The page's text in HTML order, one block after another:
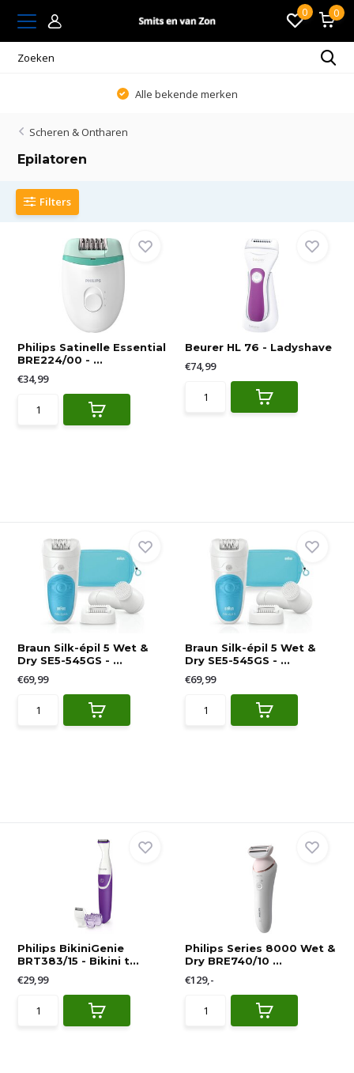
0 0
Alle bekende merken
Scheren & Ontharen
Epilatoren
Filters
Philips Satinelle Essential
BRE224/00 - ...
€34,99
Beurer HL 76 - Ladyshave
€74,99
Braun Silk-épil 5 Wet &
Dry SE5-545GS - ...
€69,99
Braun Silk-épil 5 Wet &
Dry SE5-545GS - ...
€69,99
Philips BikiniGenie
BRT383/15 - Bikini t...
€29,99
Philips Series 8000 Wet &
Dry BRE740/10 ...
€129,-